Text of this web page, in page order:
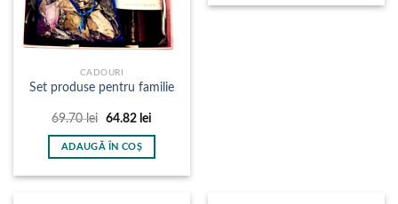
CADOURI
Set produse pentru familie
69.70lei
Prețul
a
fost:
64.82 leiPrețul
este:
ADAUGĂ ÎN COȘ